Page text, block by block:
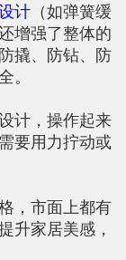
计 （如弹簧缓
增强了整体的
撬、防钻、防
。
计，操作起来
要用力拧动或
，市面上都有
升家居美感，